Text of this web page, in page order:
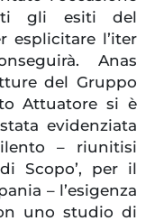
gli esiti del
esplicitare l’iter
Anas
del Gruppo
Attuatore si è
evidenziata
– riunitisi
Scopo’, per il
– l’esigenza
uno studio di